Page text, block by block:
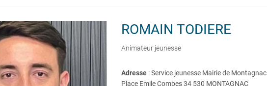
ROMAIN TODIERE
Animateur jeunesse
Adresse : Service jeunesse Mairie de Montagnac
Place Emile Combes 34 530 MONTAGNAC